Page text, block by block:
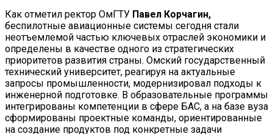
Как отметил ректор ОмГТУ Павел Корчагин,
беспилотные авиационные системы сегодня стали
неотъемлемой частью ключевых отраслей экономики и
определены в качестве одного из стратегических
приоритетов развития страны. Омский государственный
технический университет, реагируя на актуальные
запросы промышленности, модернизировал подходы к
инженерной подготовке. В образовательные программы
интегрированы компетенции в сфере БАС, а на базе вуза
сформированы проектные команды, ориентированные
на создание продуктов под конкретные задачи